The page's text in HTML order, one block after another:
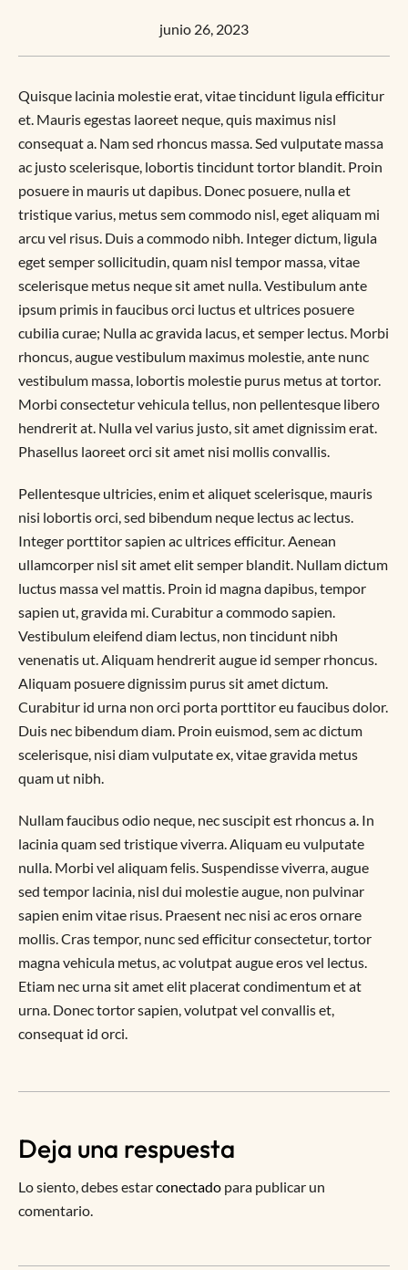
junio 26, 2023
Quisque lacinia molestie erat, vitae tincidunt ligula efficitur
et. Mauris egestas laoreet neque, quis maximus nisl
consequat a. Nam sed rhoncus massa. Sed vulputate massa
ac justo scelerisque, lobortis tincidunt tortor blandit. Proin
posuere in mauris ut dapibus. Donec posuere, nulla et
tristique varius, metus sem commodo nisl, eget aliquam mi
arcu vel risus. Duis a commodo nibh. Integer dictum, ligula
eget semper sollicitudin, quam nisl tempor massa, vitae
scelerisque metus neque sit amet nulla. Vestibulum ante
ipsum primis in faucibus orci luctus et ultrices posuere
cubilia curae; Nulla ac gravida lacus, et semper lectus. Morbi
rhoncus, augue vestibulum maximus molestie, ante nunc
vestibulum massa, lobortis molestie purus metus at tortor.
Morbi consectetur vehicula tellus, non pellentesque libero
hendrerit at. Nulla vel varius justo, sit amet dignissim erat.
Phasellus laoreet orci sit amet nisi mollis convallis.
Pellentesque ultricies, enim et aliquet scelerisque, mauris
nisi lobortis orci, sed bibendum neque lectus ac lectus.
Integer porttitor sapien ac ultrices efficitur. Aenean
ullamcorper nisl sit amet elit semper blandit. Nullam dictum
luctus massa vel mattis. Proin id magna dapibus, tempor
sapien ut, gravida mi. Curabitur a commodo sapien.
Vestibulum eleifend diam lectus, non tincidunt nibh
venenatis ut. Aliquam hendrerit augue id semper rhoncus.
Aliquam posuere dignissim purus sit amet dictum.
Curabitur id urna non orci porta porttitor eu faucibus dolor.
Duis nec bibendum diam. Proin euismod, sem ac dictum
scelerisque, nisi diam vulputate ex, vitae gravida metus
quam ut nibh.
Nullam faucibus odio neque, nec suscipit est rhoncus a. In
lacinia quam sed tristique viverra. Aliquam eu vulputate
nulla. Morbi vel aliquam felis. Suspendisse viverra, augue
sed tempor lacinia, nisl dui molestie augue, non pulvinar
sapien enim vitae risus. Praesent nec nisi ac eros ornare
mollis. Cras tempor, nunc sed efficitur consectetur, tortor
magna vehicula metus, ac volutpat augue eros vel lectus.
Etiam nec urna sit amet elit placerat condimentum et at
urna. Donec tortor sapien, volutpat vel convallis et,
consequat id orci.
Deja una respuesta
Lo siento, debes estarconectado para publicar un
comentario.